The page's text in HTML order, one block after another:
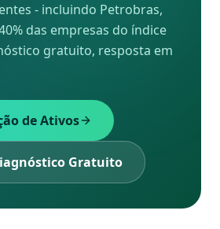
- incluindo Petrobras,
das empresas do índice
gratuito, resposta em
de Ativos
Gratuito